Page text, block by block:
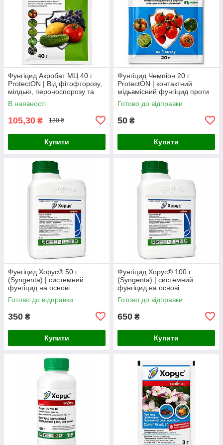
Фунгіцид Акробат МЦ 40 г
ProtectON | Від фітофторозу,
мілдью, пероноспорозу та
альтернаріозу
В наявності
105,30 ₴ 130 ₴
Купити
Фунгіцид Чемпіон 20 г
ProtectON | контактний
мідьвмісний фунгіцид проти
фітофторозу, мілдью, парші
та бактеріозів
Готово до відправки
50 ₴
Купити
Фунгіцид Хорус® 50 г
(Syngenta) | системний
фунгіцид на основі
ципродинілу 750 г/кг (на
розсип)
Готово до відправки
350 ₴
Купити
Фунгіцид Хорус® 100 г
(Syngenta) | системний
фунгіцид на основі
ципродинілу 750 г/кг (на
розсип)
Готово до відправки
650 ₴
Купити